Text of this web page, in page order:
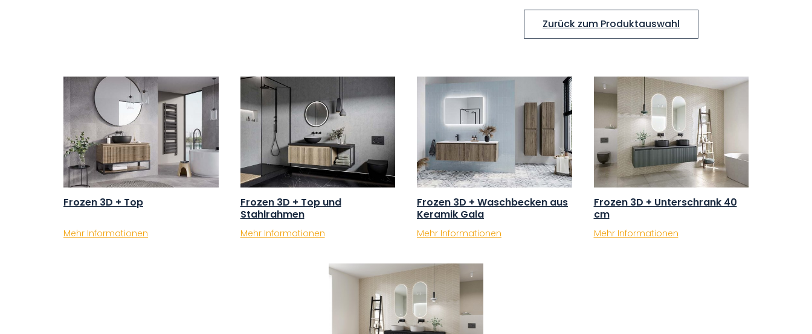
Zurück zum Produktauswahl
Frozen 3D + Top
Mehr Informationen
Frozen 3D + Top und
Stahlrahmen
Mehr Informationen
Frozen 3D + Waschbecken aus
Keramik Gala
Mehr Informationen
Frozen 3D + Unterschrank 40
cm
Mehr Informationen